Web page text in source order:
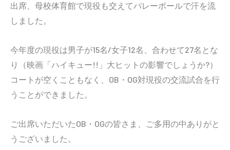
出席、母校体育館で現役も交えてバレーボールで汗を流
しました。
今年度の現役は男子が15名/女子12名、合わせて27名とな
り（映画「ハイキュー!!」大ヒットの影響でしょうか?）
コートが空くこともなく、OB・OG対現役の交流試合を行
うことができました。
ご出席いただいたOB・OGの皆さま、ご多用の中ありがと
うございました。